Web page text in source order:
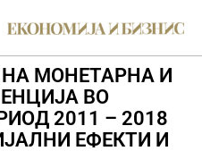
МОНЕТАРНА И
ВО
2011 – 2018
ЕФЕКТИ И